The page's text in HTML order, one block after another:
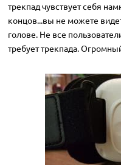
трекпад чувствует себя
концов...вы не можете
голове. Не все
требует трекпада.